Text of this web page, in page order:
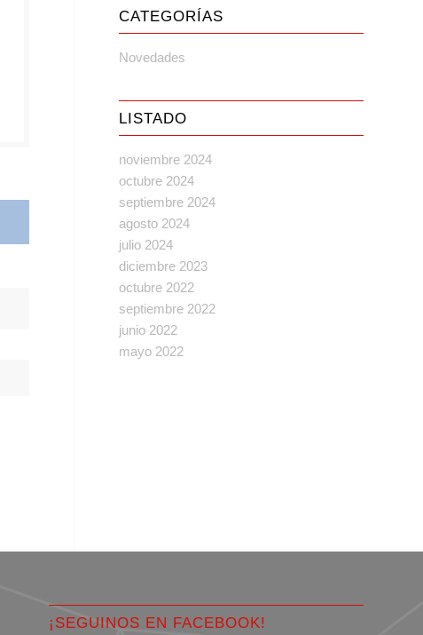
CATEGORÍAS
Novedades
LISTADO
noviembre 2024
octubre 2024
septiembre 2024
agosto 2024
julio 2024
diciembre 2023
octubre 2022
septiembre 2022
junio 2022
mayo 2022
¡SEGUINOS EN FACEBOOK!